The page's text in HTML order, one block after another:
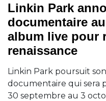
Linkin Park
documentaire
album live pour
renaissance
Linkin Park poursuit
documentaire qui sera
30 septembre au 3